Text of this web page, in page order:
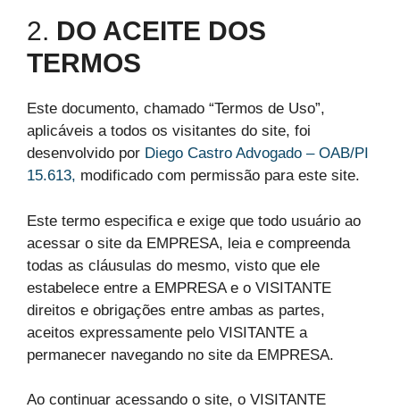
2. DO ACEITE DOS
TERMOS
Este documento, chamado “Termos de Uso”,
aplicáveis a todos os visitantes do site, foi
desenvolvido por Diego Castro Advogado – OAB/PI
15.613, modificado com permissão para este site.
Este termo especifica e exige que todo usuário ao
acessar o site da EMPRESA, leia e compreenda
todas as cláusulas do mesmo, visto que ele
estabelece entre a EMPRESA e o VISITANTE
direitos e obrigações entre ambas as partes,
aceitos expressamente pelo VISITANTE a
permanecer navegando no site da EMPRESA.
Ao continuar acessando o site, o VISITANTE